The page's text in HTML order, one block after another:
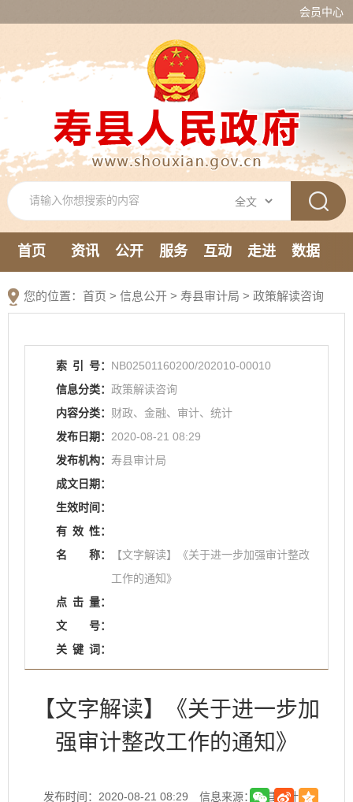
会员中心
首页 资讯 公开 服务 互动 走进
数据
您的位置： 首页 > 信息公开 > 寿县审计局 > 政策解读咨询
索 引 号： NB02501160200/202010-00010
信息分类： 政策解读咨询
内容分类： 财政、金融、审计、统计
发布日期： 2020-08-21 08:29
发布机构： 寿县审计局
成文日期：
生效时间：
有 效 性：
名
称：
【文字解读】《关于进一步加强审计整改
工作的通知》
点 击 量：
文
号：
关 键 词：
【文字解读】《关于进一步加
强审计整改工作的通知》
发布时间：2020-08-21 08:29
信息来源：寿县审计局